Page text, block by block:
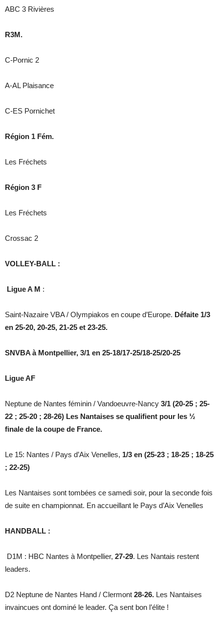
ABC 3 Rivières
R3M.
C-Pornic 2
A-AL Plaisance
C-ES Pornichet
Région 1 Fém.
Les Fréchets
Région 3 F
Les Fréchets
Crossac 2
VOLLEY-BALL :
Ligue A M :
Saint-Nazaire VBA / Olympiakos en coupe d’Europe. Défaite 1/3
en 25-20, 20-25, 21-25 et 23-25.
SNVBA à Montpellier, 3/1 en 25-18/17-25/18-25/20-25
Ligue AF
Neptune de Nantes féminin / Vandoeuvre-Nancy 3/1 (20-25 ; 25-
22 ; 25-20 ; 28-26) Les Nantaises se qualifient pour les ½
finale de la coupe de France.
Le 15: Nantes / Pays d’Aix Venelles, 1/3 en (25-23 ; 18-25 ; 18-25
; 22-25)
Les Nantaises sont tombées ce samedi soir, pour la seconde fois
de suite en championnat. En accueillant le Pays d’Aix Venelles
HANDBALL :
D1M : HBC Nantes à Montpellier, 27-29. Les Nantais restent
leaders.
D2 Neptune de Nantes Hand / Clermont 28-26. Les Nantaises
invaincues ont dominé le leader. Ça sent bon l’élite !